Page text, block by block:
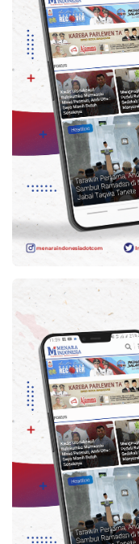
Pendidikan
Kesehatan
Lingkungan
Olahraga
Copyright
2026
Menara
Indonesia
Reserve